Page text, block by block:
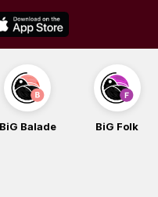
BiG Folk BiG iG